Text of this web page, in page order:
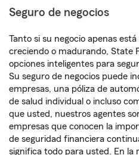
Seguro de negocios
Tanto si su negocio apenas
creciendo o madurando, State
opciones inteligentes para
Su seguro de negocios puede
empresas, una póliza de
de salud individual o incluso
que usted, nuestros agentes
empresas que conocen la
de seguridad financiera
significa todo para usted. En la